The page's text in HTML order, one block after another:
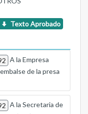
Texto Aprobado
A la Empresa
de la presa
A la Secretaria de